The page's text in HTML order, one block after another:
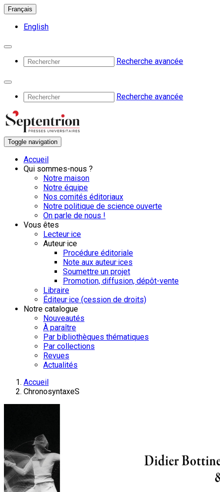
Français
English
Recherche avancée
Recherche avancée
Toggle navigation
Accueil
Qui sommes-nous ?
Notre maison
Notre équipe
Nos comités éditoriaux
Notre politique de science ouverte
On parle de nous !
Vous êtes
Lecteur·ice
Auteur·ice
Procédure éditoriale
Note aux auteur·ices
Soumettre un projet
Promotion, diffusion, dépôt-vente
Libraire
Éditeur·ice (cession de droits)
Notre catalogue
Nouveautés
À paraître
Par bibliothèques thématiques
Par collections
Revues
Actualités
Accueil
ChronosyntaxeS